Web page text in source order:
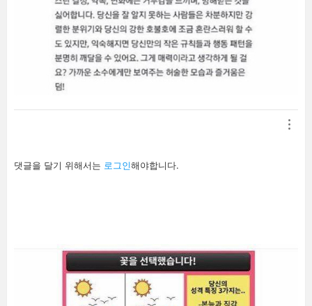
답
글
댓글을 달기 위해서는 로그인해야합니다.